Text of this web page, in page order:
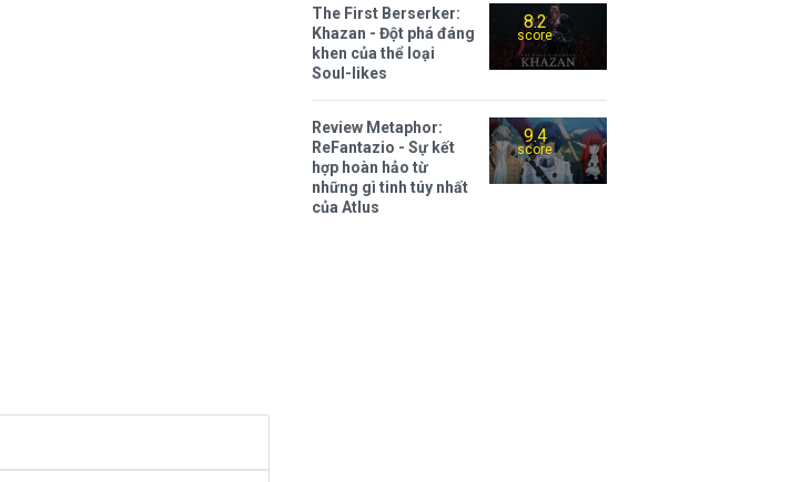
8.2
score
The First Berserker:
Khazan - Đột phá đáng
khen của thể loại
Soul-likes
9.4
score
Review Metaphor:
ReFantazio - Sự kết
hợp hoàn hảo từ
những gì tinh túy nhất
của Atlus